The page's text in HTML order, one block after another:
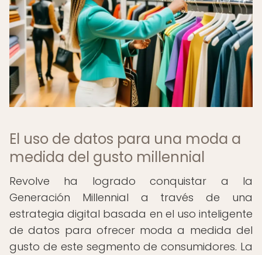
El uso de datos para una moda a
medida del gusto millennial
Revolve ha logrado conquistar a la
Generación Millennial a través de una
estrategia digital basada en el uso inteligente
de datos para ofrecer moda a medida del
gusto de este segmento de consumidores. La